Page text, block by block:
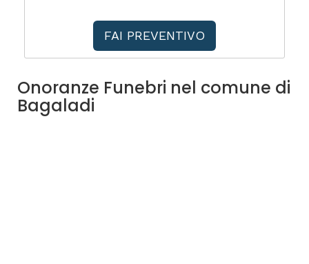
FAI PREVENTIVO
Onoranze Funebri nel comune di
Bagaladi